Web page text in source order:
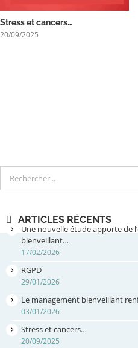
Stress et cancers…
20/09/2025
Rechercher
ARTICLES RÉCENTS
Une nouvelle étude apporte de
bienveillant…
17/02/2026
RGPD
29/01/2026
Le management bienveillant
03/01/2026
Stress et cancers…
20/09/2025